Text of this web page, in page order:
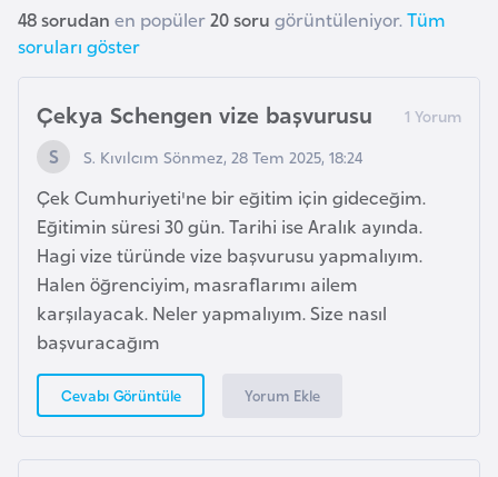
48 sorudan en popüler20 soru görüntüleniyor. Tüm
soruları göster
Çekya Schengen vize başvurusu
S. Kıvılcım Sönmez, 28 Tem 2025, 18:24
Çek Cumhuriyeti'ne bir eğitim için gideceğim.
Eğitimin süresi 30 gün. Tarihi ise Aralık ayında.
Hagi vize türünde vize başvurusu yapmalıyım.
Halen öğrenciyim, masraflarımı ailem
karşılayacak. Neler yapmalıyım. Size nasıl
başvuracağım
Cevabı Görüntüle Yorum Ekle
l
F
i
n
l
a
n
d
a